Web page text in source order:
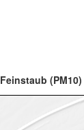
Feinstaub (PM10)